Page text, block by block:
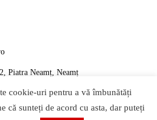
Piatra Neamț, Neamț
cookie-uri pentru a vă îmbunătăți
că sunteți de acord cu asta, dar puteți